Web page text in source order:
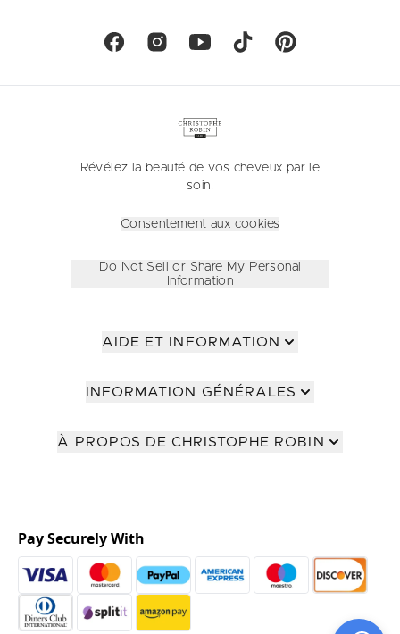
Révélez la beauté de vos cheveux par le
soin.
Consentement aux cookies
Do Not Sell or Share My Personal
Information
AIDE ET INFORMATION
INFORMATION GÉNÉRALES
À PROPOS DE CHRISTOPHE ROBIN
Pay Securely With